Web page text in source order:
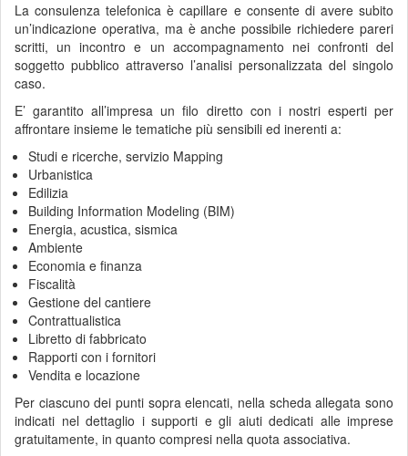
La consulenza telefonica è capillare e consente di avere subito
un’indicazione operativa, ma è anche possibile richiedere pareri
scritti, un incontro e un accompagnamento nei confronti del
soggetto pubblico attraverso l’analisi personalizzata del singolo
caso.
E’ garantito all’impresa un filo diretto con i nostri esperti per
affrontare insieme le tematiche più sensibili ed inerenti a:
Studi e ricerche, servizio Mapping
Urbanistica
Edilizia
Building Information Modeling (BIM)
Energia, acustica, sismica
Ambiente
Economia e finanza
Fiscalità
Gestione del cantiere
Contrattualistica
Libretto di fabbricato
Rapporti con i fornitori
Vendita e locazione
Per ciascuno dei punti sopra elencati, nella scheda allegata sono
indicati nel dettaglio i supporti e gli aiuti dedicati alle imprese
gratuitamente, in quanto compresi nella quota associativa.